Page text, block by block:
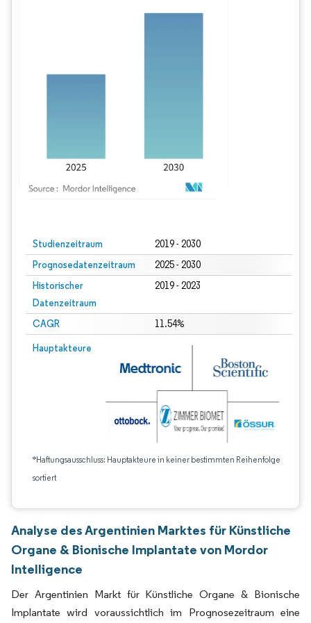
Studienzeitraum 2019 - 2030
Prognosedatenzeitraum 2025 - 2030
Historischer
Datenzeitraum
2019 - 2023
CAGR 11.54%
Hauptakteure
*Haftungsausschluss: Hauptakteure in keiner bestimmten Reihenfolge
sortiert
Analyse des Argentinien Marktes für Künstliche
Organe & Bionische Implantate von Mordor
Intelligence
Der Argentinien Markt für Künstliche Organe & Bionische
Implantate wird voraussichtlich im Prognosezeitraum eine